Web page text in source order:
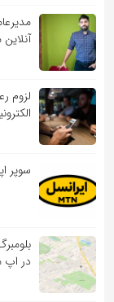
لزوم
سوپر
در